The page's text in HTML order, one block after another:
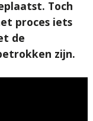
Toch
proces iets
de
zijn.